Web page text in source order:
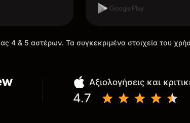
4 & 5 αστέρων. Τα συγκεκριμένα στοιχεία του
Αξιολογήσεις και
4.7